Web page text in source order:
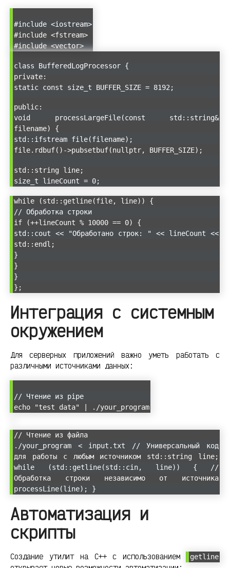
#include <iostream>
#include <fstream>
#include <vector>
class BufferedLogProcessor {
private:
static const size_t BUFFER_SIZE = 8192;
public:
void processLargeFile(const std::string&
filename) {
std::ifstream file(filename);
file.rdbuf()->pubsetbuf(nullptr, BUFFER_SIZE);
std::string line;
size_t lineCount = 0;
while (std::getline(file, line)) {
// Обработка строки
if (++lineCount % 10000 == 0) {
std::cout << "Обработано строк: " << lineCount <<
std::endl;
}
}
}
};
Интеграция с системным
окружением
Для серверных приложений важно уметь работать с
различными источниками данных:
// Чтение из pipe
echo "test data" | ./your_program
// Чтение из файла
./your_program < input.txt // Универсальный код
для работы с любым источником std::string line;
while (std::getline(std::cin, line)) { //
Обработка строки независимо от источника
processLine(line); }
Автоматизация и
скрипты
Создание утилит на C++ с использованием getline